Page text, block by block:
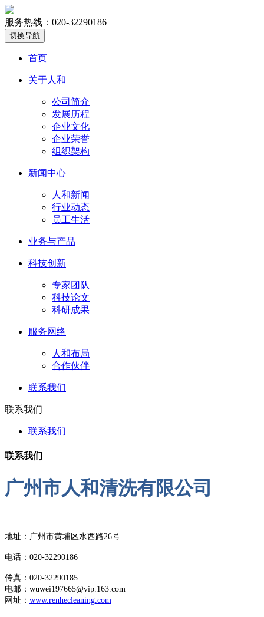
服务热线：020-32290186
切换导航
首页
关于人和
公司简介
发展历程
企业文化
企业荣誉
组织架构
新闻中心
人和新闻
行业动态
员工生活
业务与产品
科技创新
专家团队
科技论文
科研成果
服务网络
人和布局
合作伙伴
联系我们
联系我们
联系我们
联系我们
广州市人和清洗有限公司
地址：广州市黄埔区水西路26号
电话：020-32290186
传真：020-32290185
电邮：wuwei197665@vip.163.com
网址 ： www.renhecleaning.com